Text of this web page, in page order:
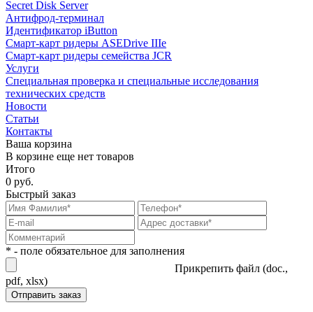
Secret Disk Server
Антифрод-терминал
Идентификатор iButton
Смарт-карт ридеры ASEDrive IIIe
Смарт-карт ридеры семейства JCR
Услуги
Специальная проверка и специальные исследования
технических средств
Новости
Статьи
Контакты
Ваша корзина
В корзине еще нет товаров
Итого
0 руб.
Быстрый заказ
* - поле обязательное для заполнения
Прикрепить файл (doc.,
pdf, xlsx)